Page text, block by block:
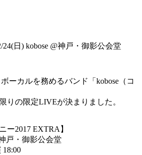
24(日) kobose @神戸・御影公会堂
ーカルを務めるバンド「kobose（コ
りの限定LIVEが決まりました。
ー2017 EXTRA】
戸・御影公会堂
18:00